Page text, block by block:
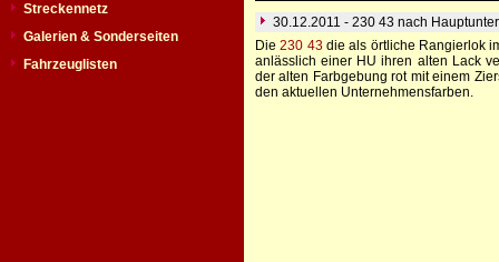
Streckennetz
Galerien & Sonderseiten
Fahrzeuglisten
30.12.2011 - 230 43 nach
Die230 43die als örtliche Rangierlok
anlässlich einer HU ihren alten Lack
der alten Farbgebung rot mit einem
den aktuellen Unternehmensfarben.